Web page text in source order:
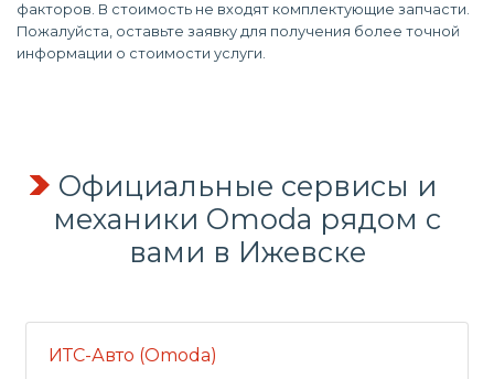
факторов. В стоимость не входят комплектующие запчасти.
Пожалуйста, оставьте заявку для получения более точной
информации о стоимости услуги.
Официальные сервисы и
механики Omoda рядом с
вами в Ижевске
ИТС-Авто (Omoda)